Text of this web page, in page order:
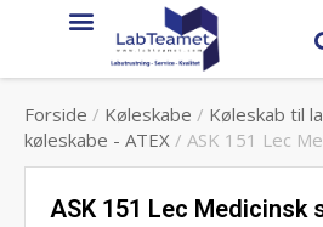
Forside / Køleskabe / Køleskab til
køleskabe - ATEX / ASK 151 Lec
ASK 151 Lec